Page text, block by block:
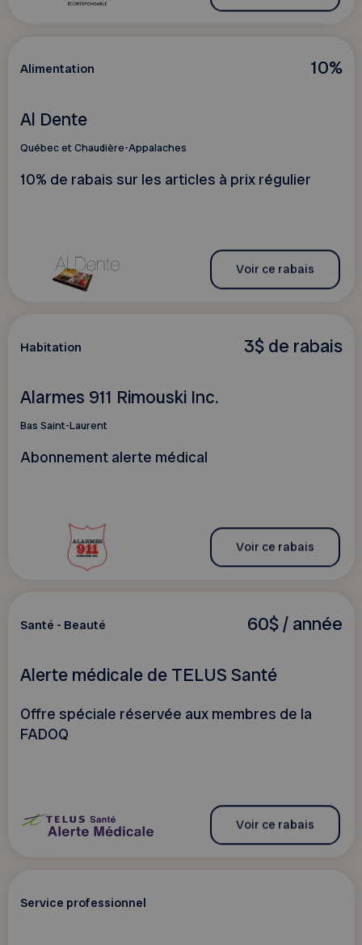
10%
Alimentation
Al Dente
Québec et Chaudière-Appalaches
10% de rabais sur les articles à prix régulier
Voir ce rabais
3$ de rabais
Habitation
Alarmes 911 Rimouski Inc.
Bas Saint-Laurent
Abonnement alerte médical
Voir ce rabais
60$ / année
Santé - Beauté
Alerte médicale de TELUS Santé
Offre spéciale réservée aux membres de la
FADOQ
Voir ce rabais
Service professionnel